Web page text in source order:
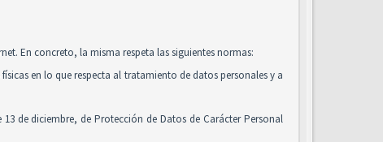
En concreto, la misma respeta las siguientes normas:
en lo que respecta al tratamiento de datos personales y a
de diciembre, de Protección de Datos de Carácter Personal